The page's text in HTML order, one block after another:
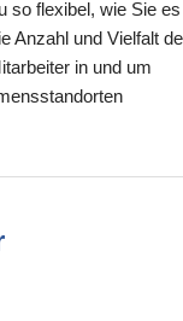
so flexibel, wie Sie es
Anzahl und Vielfalt
in und um